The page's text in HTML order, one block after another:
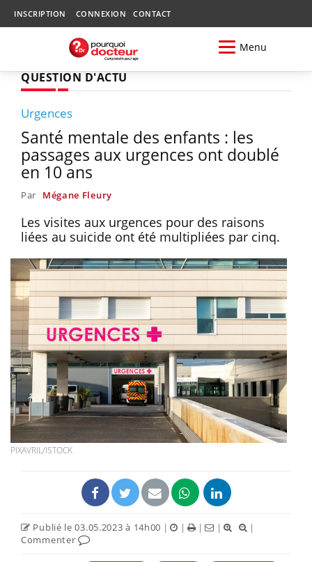
INSCRIPTION CONNEXION CONTACT
Menu
QUESTION D'ACTU
Urgences
Santé mentale des enfants : les
passages aux urgences ont doublé
en 10 ans
Par Mégane Fleury
Les visites aux urgences pour des raisons
liées au suicide ont été multipliées par cinq.
PIXAVRIL/ISTOCK
Publié le 03.05.2023 à 14h00 | | | |
|
Commenter